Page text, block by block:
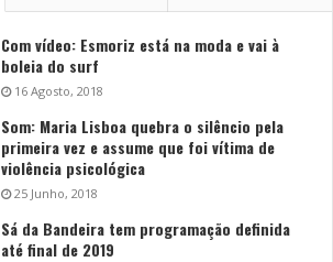
Com vídeo: Esmoriz está na moda e vai à
boleia do surf
16 Agosto, 2018
Som: Maria Lisboa quebra o silêncio pela
primeira vez e assume que foi vítima de
violência psicológica
25 Junho, 2018
Sá da Bandeira tem programação definida
até final de 2019